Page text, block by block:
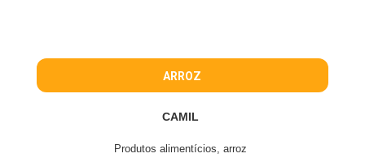
ARROZ
CAMIL
Produtos alimentícios, arroz